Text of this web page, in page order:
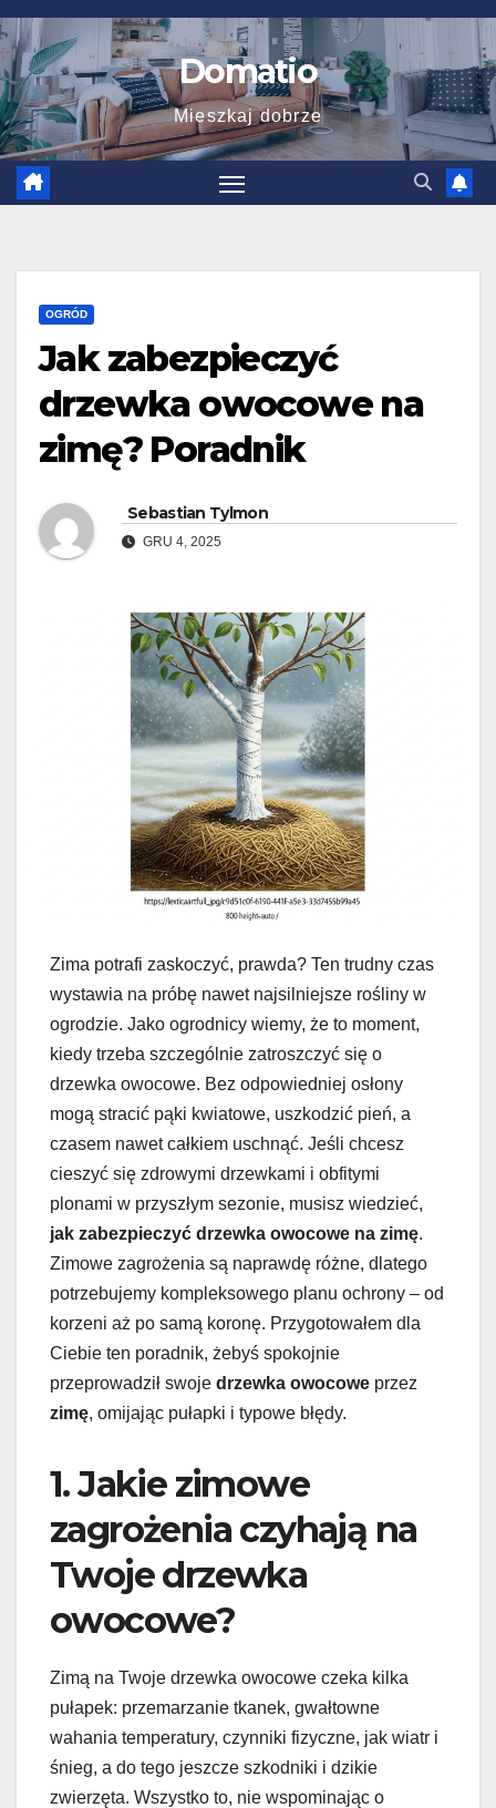
Skip
to
content
Domatio
Mieszkaj dobrze
OGRÓD
Jak zabezpieczyć
drzewka owocowe na
zimę? Poradnik
Sebastian Tylmon
GRU 4, 2025
Zima potrafi zaskoczyć, prawda? Ten trudny czas
wystawia na próbę nawet najsilniejsze rośliny w
ogrodzie. Jako ogrodnicy wiemy, że to moment,
kiedy trzeba szczególnie zatroszczyć się o
drzewka owocowe. Bez odpowiedniej osłony
mogą stracić pąki kwiatowe, uszkodzić pień, a
czasem nawet całkiem uschnąć. Jeśli chcesz
cieszyć się zdrowymi drzewkami i obfitymi
plonami w przyszłym sezonie, musisz wiedzieć,
jak zabezpieczyć drzewka owocowe na zimę.
Zimowe zagrożenia są naprawdę różne, dlatego
potrzebujemy kompleksowego planu ochrony – od
korzeni aż po samą koronę. Przygotowałem dla
Ciebie ten poradnik, żebyś spokojnie
przeprowadził swoje drzewka owocowe przez
zimę, omijając pułapki i typowe błędy.
1. Jakie zimowe
zagrożenia czyhają na
Twoje drzewka
owocowe?
Zimą na Twoje drzewka owocowe czeka kilka
pułapek: przemarzanie tkanek, gwałtowne
wahania temperatury, czynniki fizyczne, jak wiatr i
śnieg, a do tego jeszcze szkodniki i dzikie
zwierzęta. Wszystko to, nie wspominając o